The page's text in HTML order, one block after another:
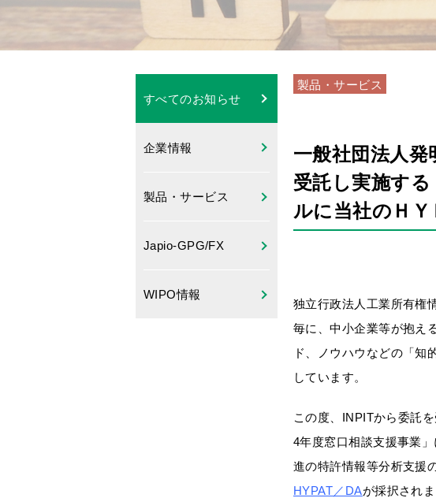
すべてのお知らせ
企業情報
製品・サービス
Japio-GPG/FX
WIPO情報
製品・サービス
一般社団法人発
受託し実施す
ルに当社のＨＹ
独立行政法人工業所有権
毎に、中小企業等が抱え
ド、ノウハウなどの「知
しています。
この度、INPITから委託
4年度窓口相談支援事業
進の特許情報等分析支援
HYPAT／DAが採択されま